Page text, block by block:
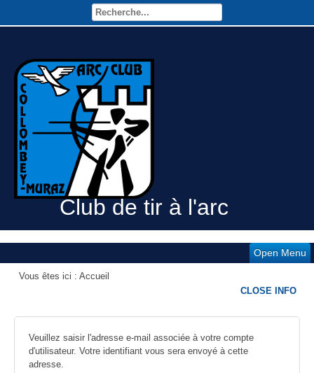
Club de tir à l'arc
Open Menu
Vous êtes ici : Accueil
Veuillez saisir l'adresse e-mail associée à votre compte
d'utilisateur. Votre identifiant vous sera envoyé à cette
adresse.
CLOSE INFO